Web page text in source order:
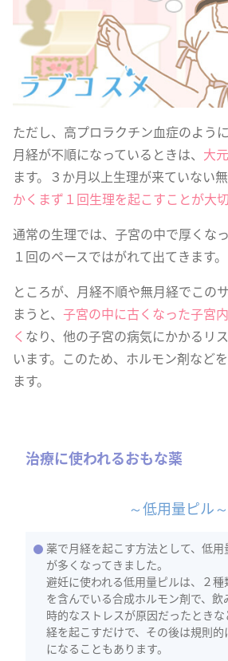
ただし、高プロラクチン血症のよう
月経が不順になっているときは、 大
ます。３か月以上生理が来ていない
かくまず１回生理を起こすことが大切
通常の生理では、子宮の中で厚くな
１回のペースではがれて出てきます。
ところが、月経不順や無月経でこの
まうと、 子宮の中に古くなった子宮
く なり、他の子宮の病気にかかるリ
います。このため、ホルモン剤など
ます。
治療に使われるおもな薬
～低用量ピル～
薬で月経を起こす方法として、低
が多くなってきました。
避妊に使われる低用量ピルは、２
を含んでいる合成ホルモン剤で、
時的なストレスが原因だったとき
経を起こすだけで、その後は規則的
になることもあります。